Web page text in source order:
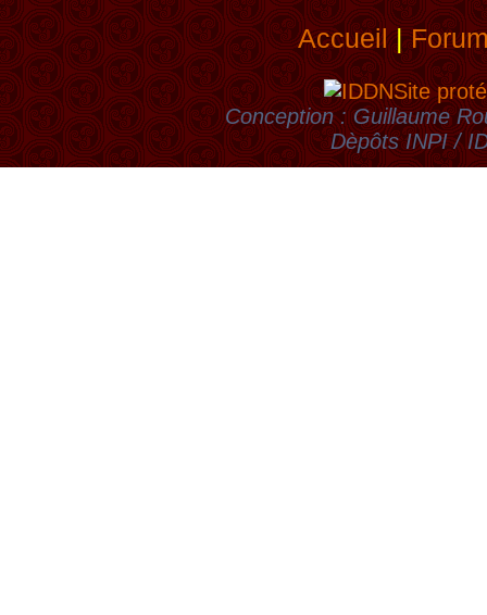
Accueil|
Site
Conception : Guillaume
Dèpôts INPI /